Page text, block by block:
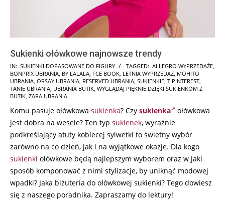
Sukienki ołówkowe najnowsze trendy
2025-
10-
09
IN: SUKIENKI DOPASOWANE DO FIGURY TAGGED: ALLEGRO WYPRZEDAŻE
BONPRIX UBRANIA BY LALALA FCE BOOK LETNIA WYPRZEDAŻ MOHITO
UBRANIA ORSAY UBRANIA RESERVED UBRANIA SUKIENKIE T PINTEREST
TANIE UBRANIA UBRANIA BUTIK WYGLĄDAJ PIĘKNIE DZIĘKI SUKIENKOM Z
BUTIK ZARA UBRANIA
Komu pasuje ołówkowa sukienka? Czy sukienka
ołówkowa
jest dobra na wesele? Ten typ sukienek, wyraźnie
podkreślający atuty kobiecej sylwetki to świetny wybór
zarówno na co dzień, jak i na wyjątkowe okazje. Dla kogo
sukienki ołówkowe będą najlepszym wyborem oraz w jaki
sposób komponować z nimi stylizacje, by uniknąć modowej
wpadki? Jaka biżuteria do ołówkowej sukienki? Tego dowiesz
się z naszego poradnika. Zapraszamy do lektury!